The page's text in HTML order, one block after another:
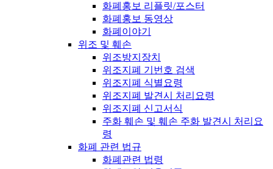
화폐홍보 리플릿/포스터
화폐홍보 동영상
화폐이야기
위조 및 훼손
위조방지장치
위조지폐 기번호 검색
위조지폐 식별요령
위조지폐 발견시 처리요령
위조지폐 신고서식
주화 훼손 및 훼손 주화 발견시 처리요
령
화폐 관련 법규
화폐관련 법령